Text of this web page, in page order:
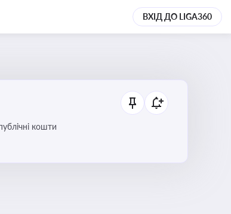
ВХІД ДО LIGA360
кошти